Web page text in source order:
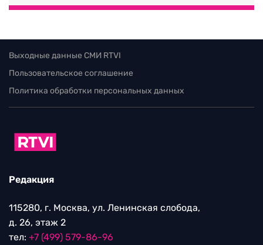
Выходные данные СМИ RTVI
Пользовательское соглашение
Политика обработки персональных данных
Редакция
115280, г. Москва, ул. Ленинская слобода,
д. 26, этаж 2
тел: +7 (499) 579-86-96